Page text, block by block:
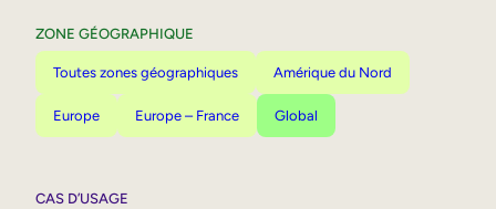
ZONE GÉOGRAPHIQUE
Toutes zones géographiques Amérique du Nord
Europe Europe – France Global
CAS D’USAGE